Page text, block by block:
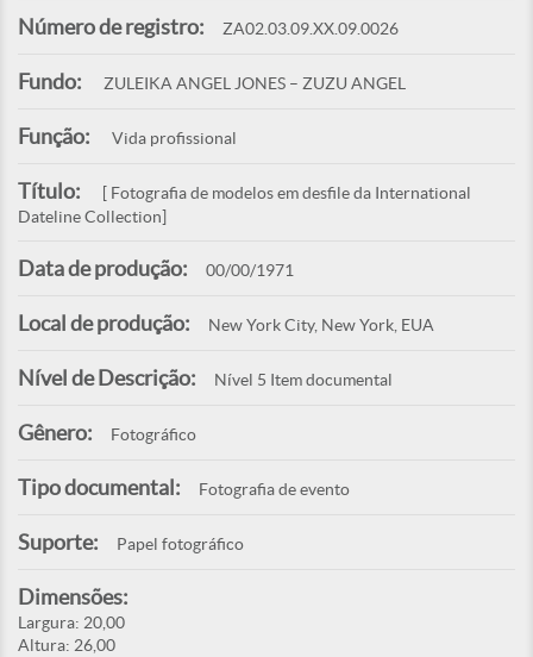
Número de registro: ZA02.03.09.XX.09.0026
Fundo: ZULEIKA ANGEL JONES – ZUZU ANGEL
Função: Vida profissional
Título:
[ Fotografia de modelos em desfile da International
Dateline Collection]
Data de produção: 00/00/1971
Local de produção: New York City, New York, EUA
Nível de Descrição: Nível 5 Item documental
Gênero: Fotográfico
Tipo documental: Fotografia de evento
Suporte: Papel fotográfico
Dimensões:
Largura: 20,00
Altura: 26,00